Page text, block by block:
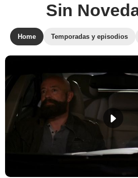
Sin
Home Temporadas y episodios